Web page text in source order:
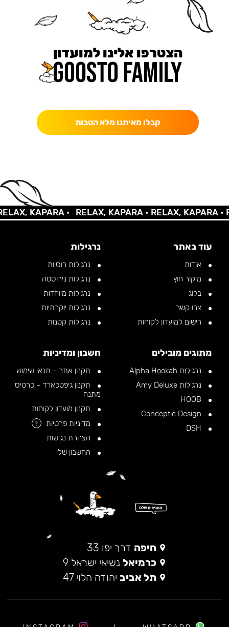
הצטרפו אלינו למועדון
קבלו מאיתנו מלא הטבות
KAPARA • RELAX, KAPARA •RELAX, KAPARA •
עוד באתר
אודות
מיקור חוץ
בלוג
צרו קשר
רישום למועדון לקוחות
נרגילות
נרגילות רוסיות
נרגילות נירוסטה
נרגילות מיוחדות
נרגילות יוקרתיות
נרגילות קטנות
מתוגים מובילים
נרגילות Alpha Hookah
נרגילות Amy Deluxe
חשבון ומדיניות
תקנון אתר – תנאי שימוש
תקנון גיפטכארד – כרטיס
מתנה
תקנון מועדון לקוחות
מדיניות פרטיות
?
הצהרת נגישות
החשבון שלי
חיפה דרך יפו 33
כרמיאל נשיאי ישראל 9
תל אביב יהודה הלוי 47